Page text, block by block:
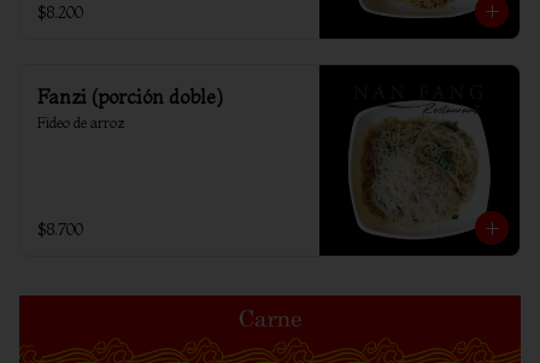
$8.200
Fanzi (porción doble)
Fideo de arroz
$8.700